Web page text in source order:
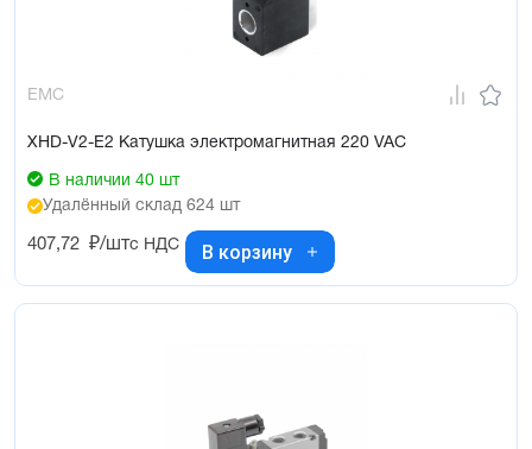
EMC
XHD-V2-E2 Катушка электромагнитная 220 VAC
В наличии 40 шт
Удалённый склад 624 шт
407,72 ₽/штс НДС В корзину